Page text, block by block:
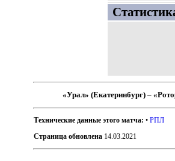
«Урал» (Екатеринбург) –
Технические данные этого матча: •РПЛ
Страница обновлена 14.03.2021